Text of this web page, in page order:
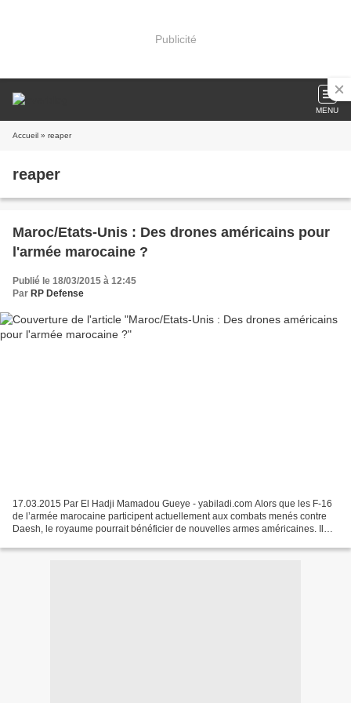
Publicité
MENU
Accueil » reaper
reaper
Maroc/Etats-Unis : Des drones américains pour
l'armée marocaine ?
Publié le 18/03/2015 à 12:45
Par RP Defense
17.03.2015 Par El Hadji Mamadou Gueye - yabiladi.com Alors que les F-16
de l’armée marocaine participent actuellement aux combats menés contre
Daesh, le royaume pourrait bénéficier de nouvelles armes américaines. Il